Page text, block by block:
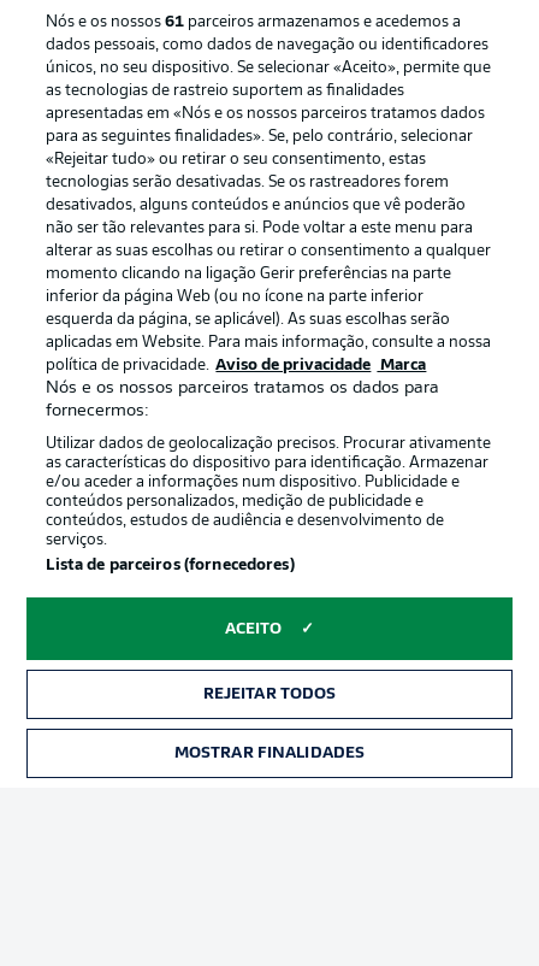
Football as it’s meant to be
APLICATIVO DA BUNDESLIGA
Oferecido por
Avisos legais
Gerir preferências Aviso de privacidade
Nós e os nossos61 parceiros armazenamos e acedemos a
dados pessoais, como dados de navegação ou identificadores
únicos, no seu dispositivo. Se selecionar «Aceito», permite que
as tecnologias de rastreio suportem as finalidades
apresentadas em «Nós e os nossos parceiros tratamos dados
para as seguintes finalidades». Se, pelo contrário, selecionar
«Rejeitar tudo» ou retirar o seu consentimento, estas
tecnologias serão desativadas. Se os rastreadores forem
desativados, alguns conteúdos e anúncios que vê poderão
não ser tão relevantes para si. Pode voltar a este menu para
alterar as suas escolhas ou retirar o consentimento a qualquer
momento clicando na ligação Gerir preferências na parte
inferior da página Web (ou no ícone na parte inferior
esquerda da página, se aplicável). As suas escolhas serão
aplicadas em Website. Para mais informação, consulte a nossa
política de privacidade. Aviso de privacidade Marca
Nós e os nossos parceiros tratamos os dados para
fornecermos:
Utilizar dados de geolocalização precisos. Procurar ativamente
as características do dispositivo para identificação. Armazenar
e/ou aceder a informações num dispositivo. Publicidade e
conteúdos personalizados, medição de publicidade e
conteúdos, estudos de audiência e desenvolvimento de
serviços.
Lista de parceiros (fornecedores)
ACEITO
REJEITAR TODOS
MOSTRAR FINALIDADES